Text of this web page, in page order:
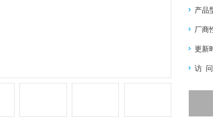
产品
厂商
更新
访